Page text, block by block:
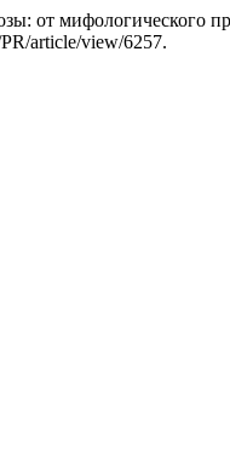
от мифологического
article/view/6257.